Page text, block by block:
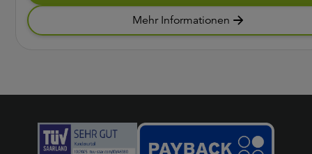
Mehr Informationen